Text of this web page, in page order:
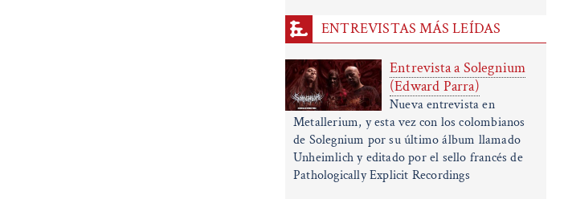
ENTREVISTAS MÁS LEÍDAS
Entrevista a Solegnium
(Edward Parra)
Nueva entrevista en
Metallerium, y esta vez con los colombianos
de Solegnium por su último álbum llamado
Unheimlich y editado por el sello francés de
Pathologically Explicit Recordings